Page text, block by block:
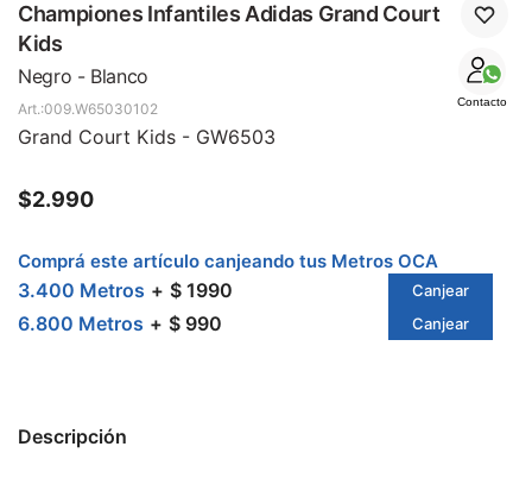
Championes Infantiles Adidas Grand Court
Kids
Negro - Blanco
Contacto
009.W65030102
Grand Court Kids - GW6503
$2.990
Comprá este artículo canjeando tus Metros OCA
3.400 Metros $ 1990 Canjear
6.800 Metros $ 990 Canjear
Descripción